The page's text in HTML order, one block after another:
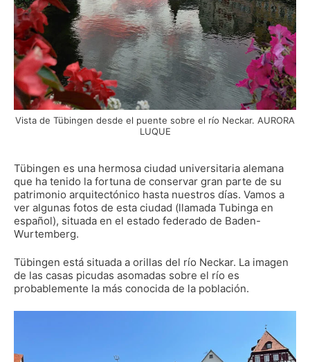
Vista de Tübingen desde el puente sobre el río Neckar. AURORA
LUQUE
Tübingen es una hermosa ciudad universitaria alemana
que ha tenido la fortuna de conservar gran parte de su
patrimonio arquitectónico hasta nuestros días. Vamos a
ver algunas fotos de esta ciudad (llamada Tubinga en
español), situada en el estado federado de Baden-
Wurtemberg.
Tübingen está situada a orillas del río Neckar. La imagen
de las casas picudas asomadas sobre el río es
probablemente la más conocida de la población.